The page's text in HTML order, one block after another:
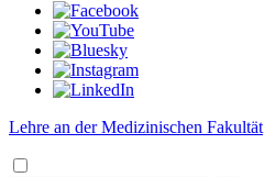
Lehre an der Medizinischen Fakultät